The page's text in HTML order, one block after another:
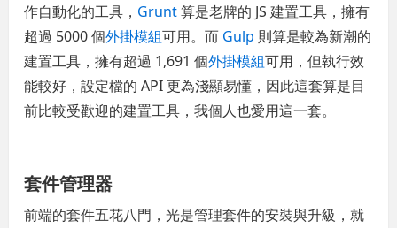
作自動化的工具， Grunt算是老牌的 JS 建置工具，擁有
超過 5000 個外掛模組可用。而 Gulp 則算是較為新潮的
建置工具，擁有超過 1,691 個外掛模組可用，但執行效
能較好，設定檔的 API 更為淺顯易懂，因此這套算是目
前比較受歡迎的建置工具，我個人也愛用這一套。
套件管理器
前端的套件五花八門，光是管理套件的安裝與升級，就